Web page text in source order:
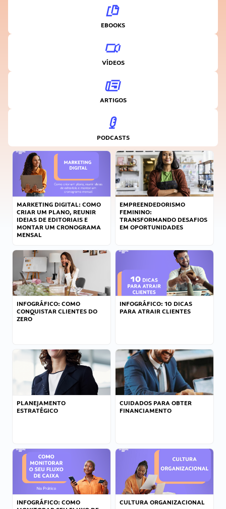
EBOOKS
VÍDEOS
ARTIGOS
PODCASTS
MARKETING DIGITAL: COMO
CRIAR UM PLANO, REUNIR
IDEIAS DE EDITORIAIS E
MONTAR UM CRONOGRAMA
MENSAL
EMPREENDEDORISMO
FEMININO:
TRANSFORMANDO DESAFIOS
EM OPORTUNIDADES
INFOGRÁFICO: COMO
CONQUISTAR CLIENTES DO
ZERO
INFOGRÁFICO: 10 DICAS
PARA ATRAIR CLIENTES
PLANEJAMENTO
ESTRATÉGICO
CUIDADOS PARA OBTER
FINANCIAMENTO
INFOGRÁFICO: COMO
CULTURA ORGANIZACIONAL